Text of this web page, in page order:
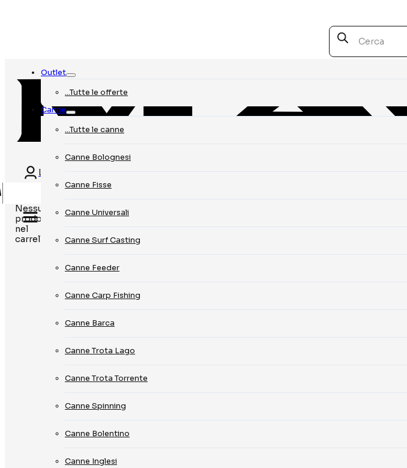
Products
search
Login
Nessun
prodotto
nel
carrello.
Outlet
…Tutte le offerte
Canne
…Tutte le canne
Canne Bolognesi
Canne Fisse
Canne Universali
Canne Surf Casting
Canne Feeder
Canne Carp Fishing
Canne Barca
Canne Trota Lago
Canne Trota Torrente
Canne Spinning
Canne Bolentino
Canne Inglesi